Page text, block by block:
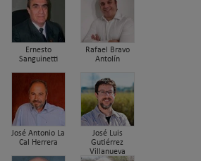
Ernesto
Sanguinetti
Rafael Bravo
Antolín
José Antonio La
Cal Herrera
José Luis
Gutiérrez
Villanueva